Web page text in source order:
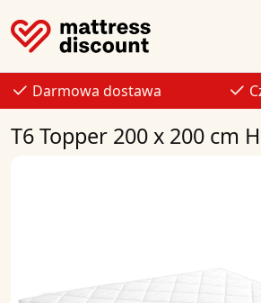
Darmowa dostawa
T6 Topper 200 x 200 cm